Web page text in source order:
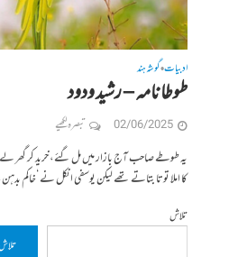
ادبیات•گوشہ ہند
طوطا نامہ – رشید ودود
02/06/2025 تبصرہ لکھیے
یہ طوطے صاحب آج بازار میں مل گئے، خرید کر گھر
کا املا توتا بتاتے تھے لیکن یوسفی انکل نے ‘خاکم
تلاش